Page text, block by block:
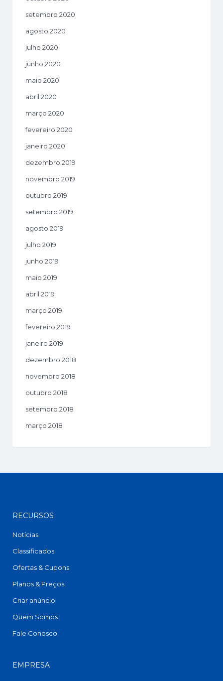
setembro 2020
agosto 2020
julho 2020
junho 2020
maio 2020
abril 2020
março 2020
fevereiro 2020
janeiro 2020
dezembro 2019
novembro 2019
outubro 2019
setembro 2019
agosto 2019
julho 2019
junho 2019
maio 2019
abril 2019
março 2019
fevereiro 2019
janeiro 2019
dezembro 2018
novembro 2018
outubro 2018
setembro 2018
março 2018
RECURSOS
Notícias
Classificados
Ofertas & Cupons
Planos & Preços
Criar anúncio
Quem Somos
Fale Conosco
EMPRESA